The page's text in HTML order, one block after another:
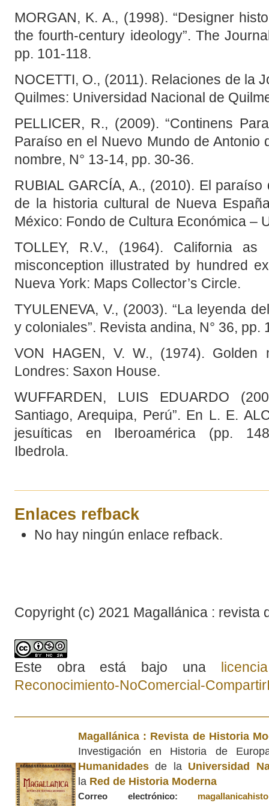
MORGAN, K. A., (1998). “Designer
the fourth-century ideology”. The
pp. 101-118.
NOCETTI, O., (2011). Relaciones de la
Quilmes: Universidad Nacional de
PELLICER, R., (2009). “Continens
Paraíso en el Nuevo Mundo de Antonio
nombre, N° 13-14, pp. 30-36.
RUBIAL GARCÍA, A., (2010). El
de la historia cultural de Nueva
México: Fondo de Cultura Económica –
TOLLEY, R.V., (1964). California
misconception illustrated by hundred
Nueva York: Maps Collector’s Circle.
TYULENEVA, V., (2003). “La leyenda
y coloniales”. Revista andina, N° 36, pp.
VON HAGEN, V. W., (1974).
Londres: Saxon House.
WUFFARDEN, LUIS EDUARDO
Santiago, Arequipa, Perú”. En L. E.
jesuíticas en Iberoamérica (pp.
Ibedrola.
Enlaces refback
No hay ningún enlace refback.
Copyright (c) 2021 Magallánica : revista
Este obra está bajo una
Reconocimiento-NoComercial-
Magallánica : Revista de Historia
Investigación en Historia de
Humanidadesde la Universidad
la Red de Historia Moderna
Correo electrónico: